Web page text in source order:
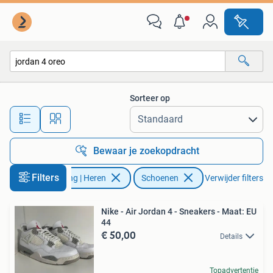
Alle afstanden…
Sorteer op
Bewaar je zoekopdracht
FiltersKleding | Heren Schoenen Verwijder filters
Nike - Air Jordan 4 - Sneakers - Maat: EU
44
€ 50,00 Details
Topadvertentie